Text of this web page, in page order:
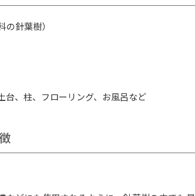
針葉樹）
台、柱、フローリング、お風呂など